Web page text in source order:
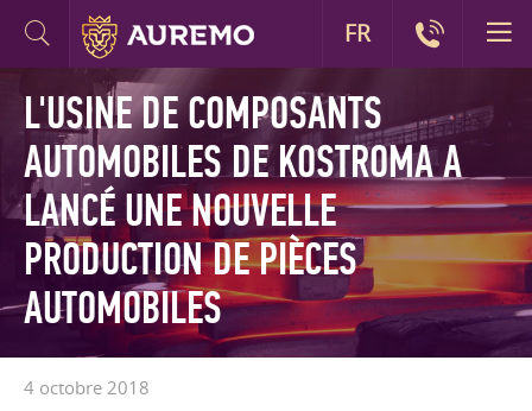
L'USINE DE COMPOSANTS
AUTOMOBILES DE KOSTROMA A
LANCÉ UNE NOUVELLE
PRODUCTION DE PIÈCES
AUTOMOBILES
4 octobre 2018
FR